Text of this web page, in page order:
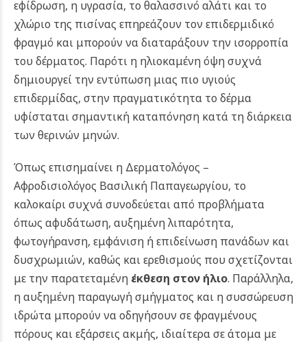
εφίδρωση, η υγρασία, το θαλασσινό αλάτι και το
χλώριο της πισίνας επηρεάζουν τον επιδερμιδικό
φραγμό και μπορούν να διαταράξουν την ισορροπία
του δέρματος. Παρότι η ηλιοκαμένη όψη συχνά
δημιουργεί την εντύπωση μιας πιο υγιούς
επιδερμίδας, στην πραγματικότητα το δέρμα
υφίσταται σημαντική καταπόνηση κατά τη διάρκεια
των θερινών μηνών.
Όπως επισημαίνει η Δερματολόγος –
Αφροδισιολόγος Βασιλική Παπαγεωργίου, το
καλοκαίρι συχνά συνοδεύεται από προβλήματα
όπως αφυδάτωση, αυξημένη λιπαρότητα,
φωτογήρανση, εμφάνιση ή επιδείνωση πανάδων και
δυσχρωμιών, καθώς και ερεθισμούς που σχετίζονται
με την παρατεταμένη έκθεση στον ήλιο. Παράλληλα,
η αυξημένη παραγωγή σμήγματος και η συσσώρευση
ιδρώτα μπορούν να οδηγήσουν σε φραγμένους
πόρους και εξάρσεις ακμής, ιδιαίτερα σε άτομα με